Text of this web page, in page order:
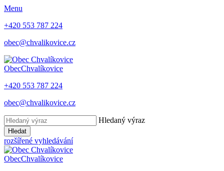
Menu
+420 553 787 224
obec@chvalikovice.cz
ObecChvalíkovice
+420 553 787 224
obec@chvalikovice.cz
Hledaný výraz
Hledat
rozšířené vyhledávání
ObecChvalíkovice